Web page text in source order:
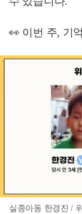
👀 이번 주, 기
실종아동 한경진 /